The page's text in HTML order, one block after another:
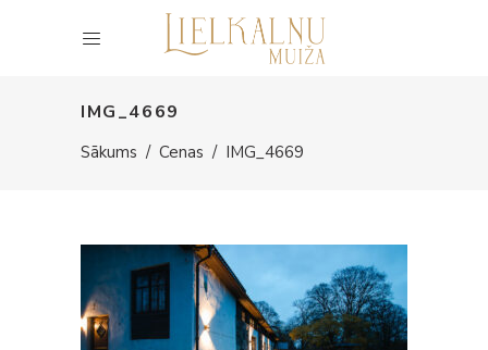
IMG_4669
Sākums / Cenas / IMG_4669